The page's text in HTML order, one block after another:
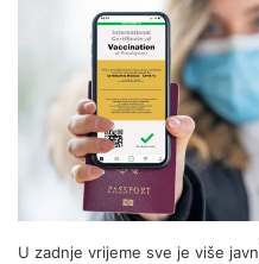
U zadnje vrijeme sve je više